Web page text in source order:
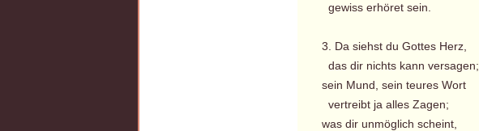
gewiss erhöret sein.
3. Da siehst du Gottes Herz,
das dir nichts kann versagen;
sein Mund, sein teures Wort
vertreibt ja alles Zagen;
was dir unmöglich scheint,